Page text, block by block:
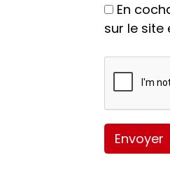
En
sur le
Envoyer